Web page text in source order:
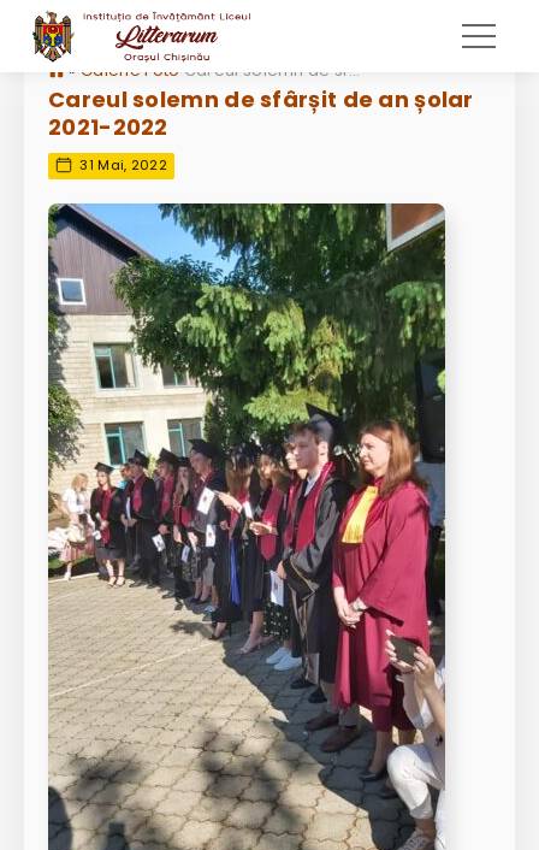
» Galerie Foto Careul solemn de sfârșit de an șolar 2021-2022
Careul solemn de sfârșit de an șolar
2021-2022
31 Mai, 2022